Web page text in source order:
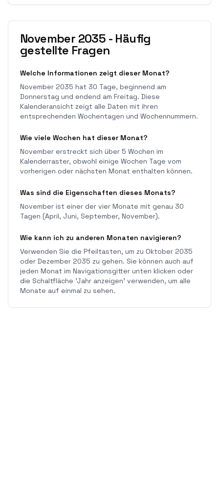
November 2035 - Häufig
gestellte Fragen
Welche Informationen zeigt dieser Monat?
November 2035 hat 30 Tage, beginnend am
Donnerstag und endend am Freitag. Diese
Kalenderansicht zeigt alle Daten mit ihren
entsprechenden Wochentagen und Wochennummern.
Wie viele Wochen hat dieser Monat?
November erstreckt sich über 5 Wochen im
Kalenderraster, obwohl einige Wochen Tage vom
vorherigen oder nächsten Monat enthalten können.
Was sind die Eigenschaften dieses Monats?
November ist einer der vier Monate mit genau 30
Tagen (April, Juni, September, November).
Wie kann ich zu anderen Monaten navigieren?
Verwenden Sie die Pfeiltasten, um zu Oktober 2035
oder Dezember 2035 zu gehen. Sie können auch auf
jeden Monat im Navigationsgitter unten klicken oder
die Schaltfläche 'Jahr anzeigen' verwenden, um alle
Monate auf einmal zu sehen.